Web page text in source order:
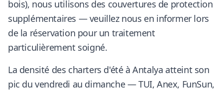
bois), nous utilisons des couvertures de protection
supplémentaires — veuillez nous en informer lors
de la réservation pour un traitement
particulièrement soigné.
La densité des charters d'été à Antalya atteint son
pic du vendredi au dimanche — TUI, Anex, FunSun,